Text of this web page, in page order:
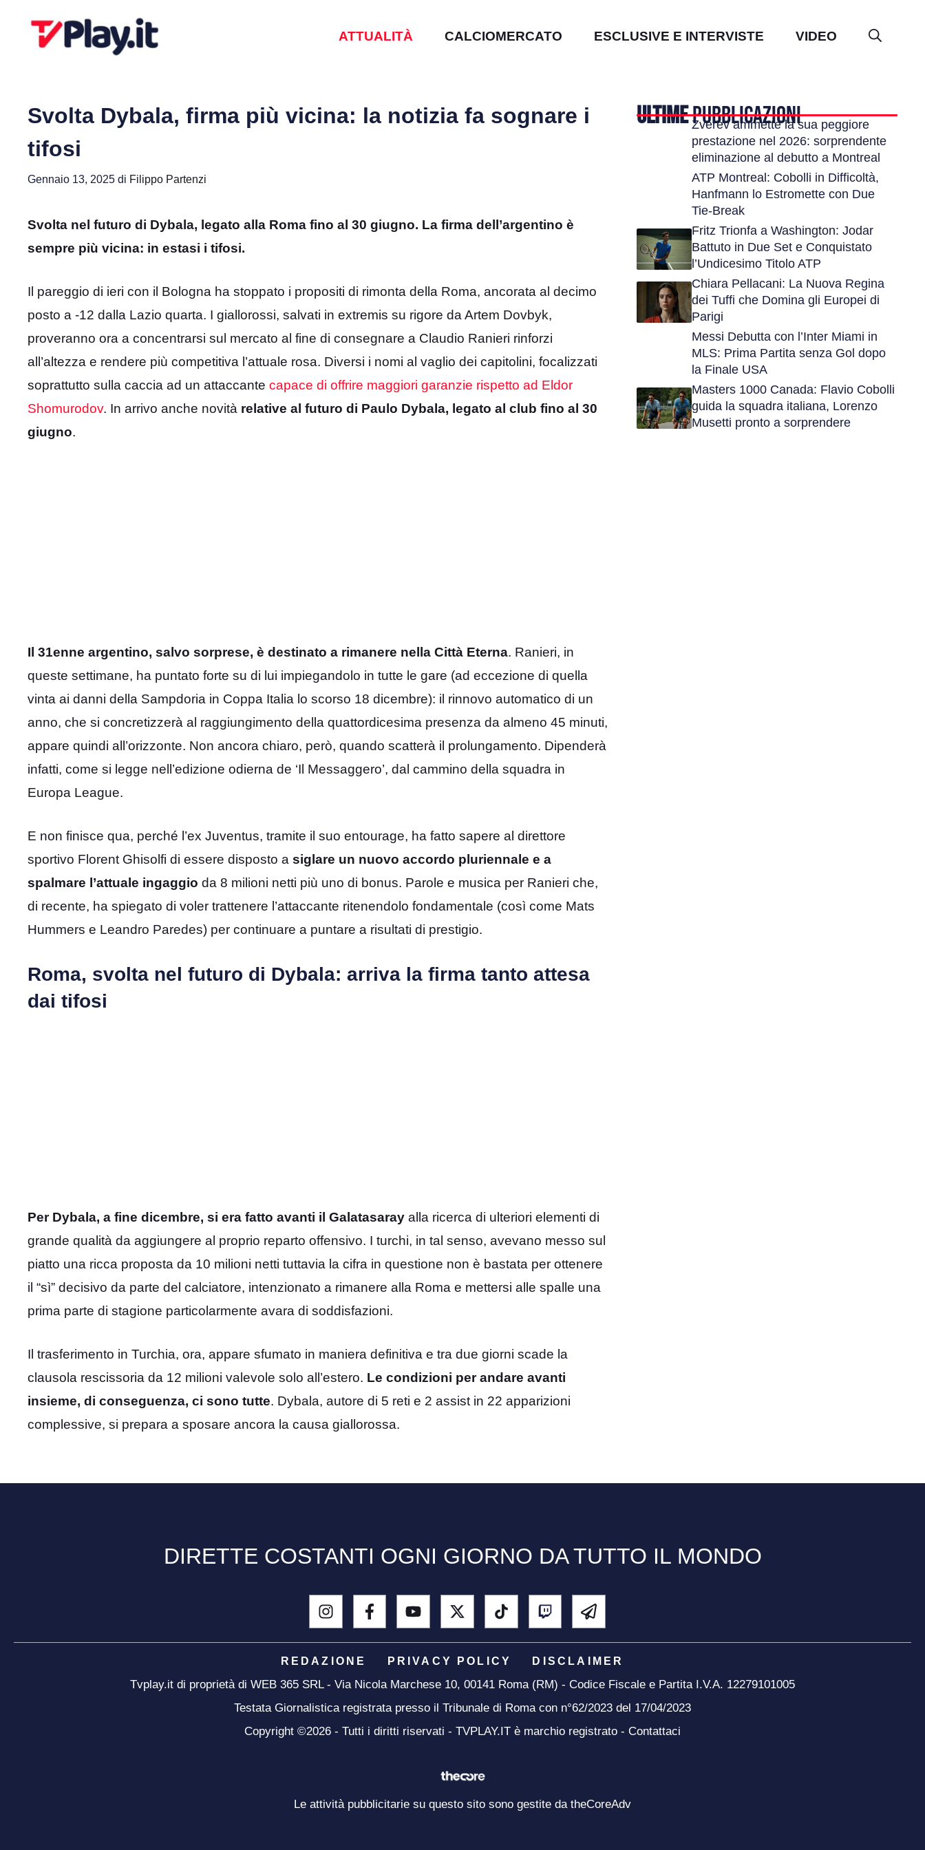
ATTUALITÀ CALCIOMERCATO ESCLUSIVE E INTERVISTE VIDEO
Svolta Dybala, firma più vicina: la notizia fa sognare i
tifosi
Gennaio 13, 2025 di Filippo Partenzi
Svolta nel futuro di Dybala, legato alla Roma fino al 30 giugno. La firma dell’argentino è
sempre più vicina: in estasi i tifosi.
Il pareggio di ieri con il Bologna ha stoppato i propositi di rimonta della Roma, ancorata al decimo
posto a -12 dalla Lazio quarta. I giallorossi, salvati in extremis su rigore da Artem Dovbyk,
proveranno ora a concentrarsi sul mercato al fine di consegnare a Claudio Ranieri rinforzi
all’altezza e rendere più competitiva l’attuale rosa. Diversi i nomi al vaglio dei capitolini, focalizzati
soprattutto sulla caccia ad un attaccante capace di offrire maggiori garanzie rispetto ad Eldor
Shomurodov. In arrivo anche novità relative al futuro di Paulo Dybala, legato al club fino al 30
giugno.
Il 31enne argentino, salvo sorprese, è destinato a rimanere nella Città Eterna. Ranieri, in
queste settimane, ha puntato forte su di lui impiegandolo in tutte le gare (ad eccezione di quella
vinta ai danni della Sampdoria in Coppa Italia lo scorso 18 dicembre): il rinnovo automatico di un
anno, che si concretizzerà al raggiungimento della quattordicesima presenza da almeno 45 minuti,
appare quindi all’orizzonte. Non ancora chiaro, però, quando scatterà il prolungamento. Dipenderà
infatti, come si legge nell’edizione odierna de ‘Il Messaggero’, dal cammino della squadra in
Europa League.
E non finisce qua, perché l’ex Juventus, tramite il suo entourage, ha fatto sapere al direttore
sportivo Florent Ghisolfi di essere disposto a siglare un nuovo accordo pluriennale e a
spalmare l’attuale ingaggio da 8 milioni netti più uno di bonus. Parole e musica per Ranieri che,
di recente, ha spiegato di voler trattenere l’attaccante ritenendolo fondamentale (così come Mats
Hummers e Leandro Paredes) per continuare a puntare a risultati di prestigio.
Roma, svolta nel futuro di Dybala: arriva la firma tanto attesa
dai tifosi
Per Dybala, a fine dicembre, si era fatto avanti il Galatasaray alla ricerca di ulteriori elementi di
grande qualità da aggiungere al proprio reparto offensivo. I turchi, in tal senso, avevano messo sul
piatto una ricca proposta da 10 milioni netti tuttavia la cifra in questione non è bastata per ottenere
il “sì” decisivo da parte del calciatore, intenzionato a rimanere alla Roma e mettersi alle spalle una
prima parte di stagione particolarmente avara di soddisfazioni.
Il trasferimento in Turchia, ora, appare sfumato in maniera definitiva e tra due giorni scade la
clausola rescissoria da 12 milioni valevole solo all’estero. Le condizioni per andare avanti
insieme, di conseguenza, ci sono tutte. Dybala, autore di 5 reti e 2 assist in 22 apparizioni
complessive, si prepara a sposare ancora la causa giallorossa.
ULTIMEPUBBLICAZIONI
Zverev ammette la sua peggiore
prestazione nel 2026: sorprendente
eliminazione al debutto a Montreal
ATP Montreal: Cobolli in Difficoltà,
Hanfmann lo Estromette con Due
Tie-Break
Fritz Trionfa a Washington: Jodar
Battuto in Due Set e Conquistato
l’Undicesimo Titolo ATP
Chiara Pellacani: La Nuova Regina
dei Tuffi che Domina gli Europei di
Parigi
Messi Debutta con l’Inter Miami in
MLS: Prima Partita senza Gol dopo
la Finale USA
Masters 1000 Canada: Flavio Cobolli
guida la squadra italiana, Lorenzo
Musetti pronto a sorprendere
DIRETTE COSTANTI OGNI GIORNO DA TUTTO IL MONDO
REDAZIONE PRIVACY POLICY DISCLAIMER
Tvplay.it di proprietà di WEB 365 SRL - Via Nicola Marchese 10, 00141 Roma (RM) - Codice Fiscale e Partita I.V.A. 12279101005
Testata Giornalistica registrata presso il Tribunale di Roma con n°62/2023 del 17/04/2023
Copyright ©2026 - Tutti i diritti riservati - TVPLAY.IT è marchio registrato - Contattaci
Le attività pubblicitarie su questo sito sono gestite da theCoreAdv